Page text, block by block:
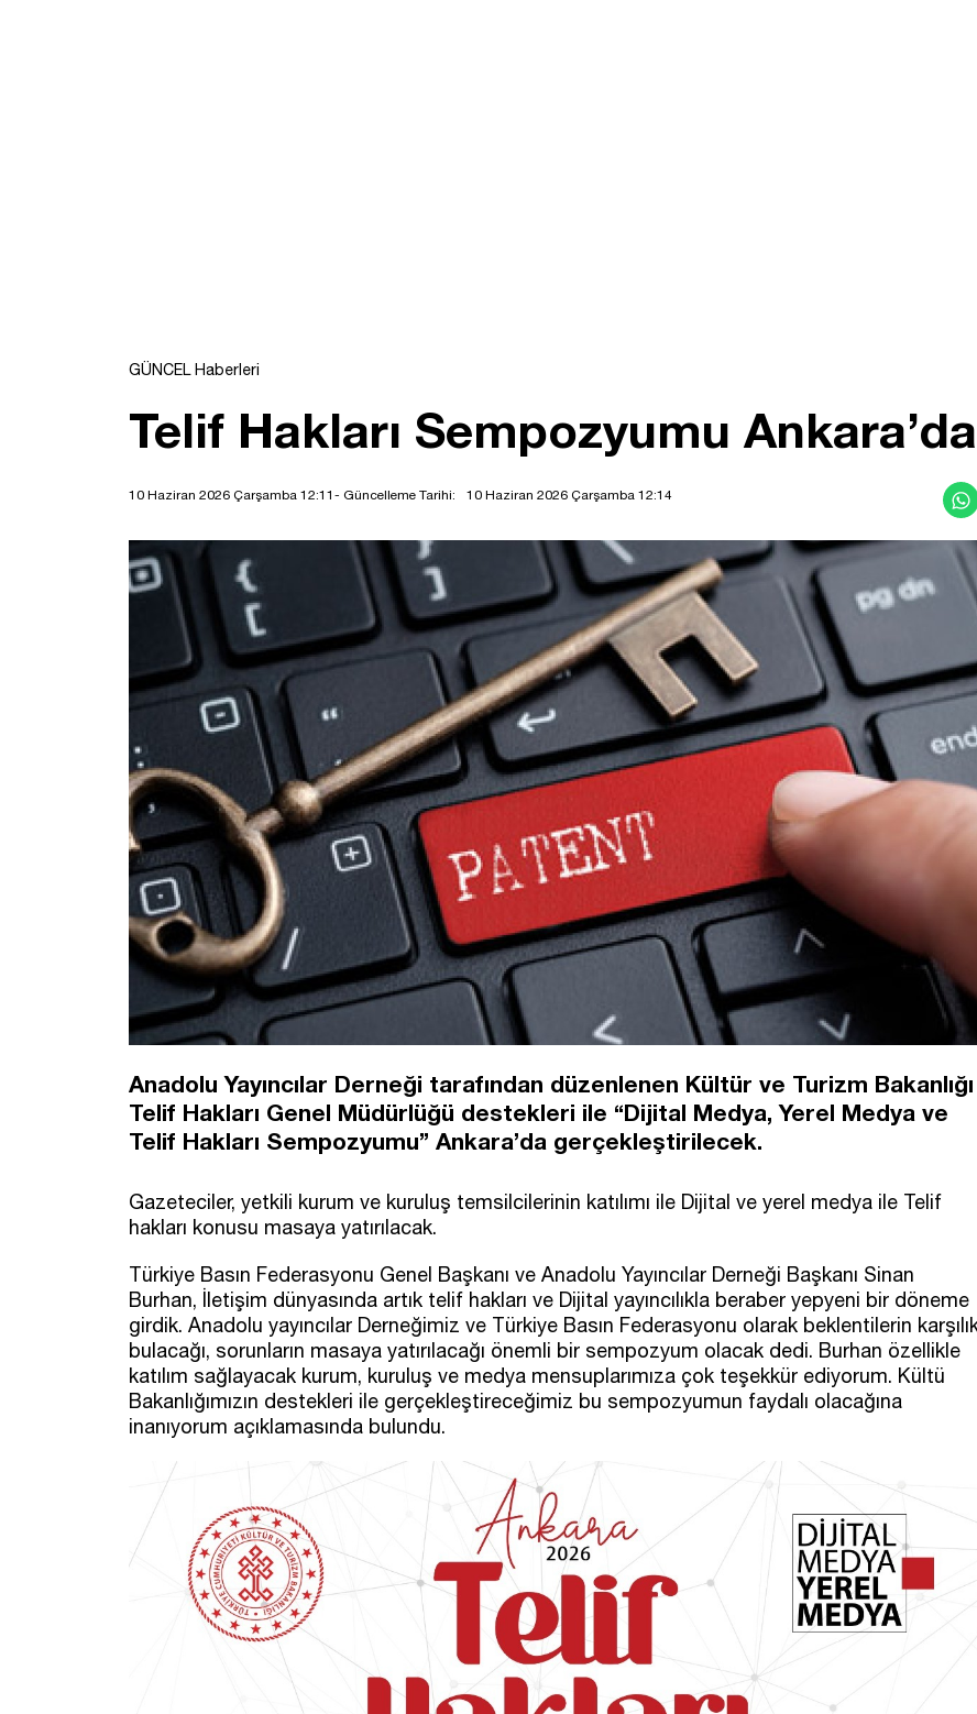
GÜNCEL Haberleri
Telif Hakları Sempozyumu
10 Haziran 2026 Çarşamba 12:11 - Güncelleme Tarihi: 10 Haziran 2026 Çarşamba 12:14
Anadolu Yayıncılar Derneği tarafından düzenlenen Kültür ve Turizm Bakanlığı
Telif Hakları Genel Müdürlüğü destekleri ile “Dijital Medya, Yerel Medya ve
Telif Hakları Sempozyumu” Ankara’da gerçekleştirilecek.
Gazeteciler, yetkili kurum ve kuruluş temsilcilerinin katılımı ile Dijital ve yerel medya ile Telif
hakları konusu masaya yatırılacak.
Türkiye Basın Federasyonu Genel Başkanı ve Anadolu Yayıncılar Derneği Başkanı Sinan
Burhan, İletişim dünyasında artık telif hakları ve Dijital yayıncılıkla beraber yepyeni bir döneme
girdik. Anadolu yayıncılar Derneğimiz ve Türkiye Basın Federasyonu olarak beklentilerin
bulacağı, sorunların masaya yatırılacağı önemli bir sempozyum olacak dedi. Burhan özellikle
katılım sağlayacak kurum, kuruluş ve medya mensuplarımıza çok teşekkür ediyorum. Kültü
Bakanlığımızın destekleri ile gerçekleştireceğimiz bu sempozyumun faydalı olacağına
inanıyorum açıklamasında bulundu.